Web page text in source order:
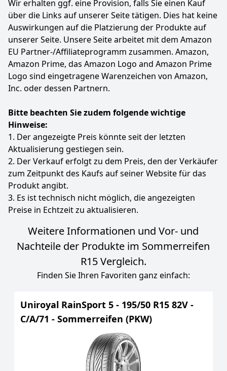
Wir erhalten ggf. eine Provision, falls Sie einen Kauf
über die Links auf unserer Seite tätigen. Dies hat keine
Auswirkungen auf die Platzierung der Produkte auf
unserer Seite. Unsere Seite arbeitet mit dem Amazon
EU Partner-/Affiliateprogramm zusammen. Amazon,
Amazon Prime, das Amazon Logo and Amazon Prime
Logo sind eingetragene Warenzeichen von Amazon,
Inc. oder dessen Partnern.
Bitte beachten Sie zudem folgende wichtige
Hinweise:
1. Der angezeigte Preis könnte seit der letzten
Aktualisierung gestiegen sein.
2. Der Verkauf erfolgt zu dem Preis, den der Verkäufer
zum Zeitpunkt des Kaufs auf seiner Website für das
Produkt angibt.
3. Es ist technisch nicht möglich, die angezeigten
Preise in Echtzeit zu aktualisieren.
Weitere Informationen und Vor- und
Nachteile der Produkte im Sommerreifen
R15 Vergleich.
Finden Sie Ihren Favoriten ganz einfach:
Uniroyal RainSport 5 - 195/50 R15 82V -
C/A/71 - Sommerreifen (PKW)